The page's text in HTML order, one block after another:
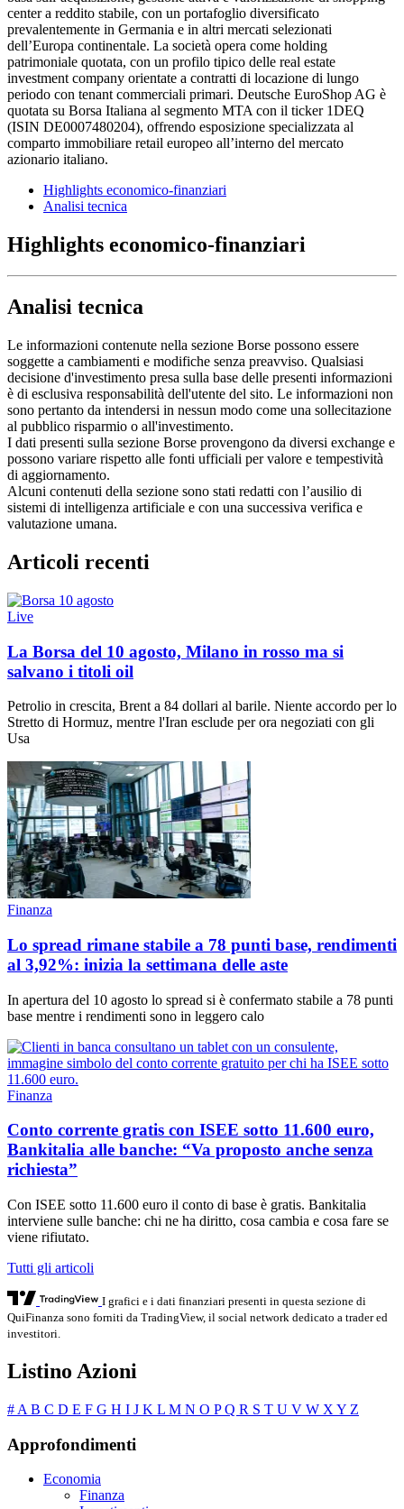
center a reddito stabile, con un portafoglio diversificato
prevalentemente in Germania e in altri mercati selezionati
dell’Europa continentale. La società opera come holding
patrimoniale quotata, con un profilo tipico delle real estate
investment company orientate a contratti di locazione di lungo
periodo con tenant commerciali primari. Deutsche EuroShop AG è
quotata su Borsa Italiana al segmento MTA con il ticker 1DEQ
(ISIN DE0007480204), offrendo esposizione specializzata al
comparto immobiliare retail europeo all’interno del mercato
azionario italiano.
Highlights economico-finanziari
Analisi tecnica
Highlights economico-finanziari
Analisi tecnica
Le informazioni contenute nella sezione Borse possono essere
soggette a cambiamenti e modifiche senza preavviso. Qualsiasi
decisione d'investimento presa sulla base delle presenti informazioni
è di esclusiva responsabilità dell'utente del sito. Le informazioni non
sono pertanto da intendersi in nessun modo come una sollecitazione
al pubblico risparmio o all'investimento.
I dati presenti sulla sezione Borse provengono da diversi exchange e
possono variare rispetto alle fonti ufficiali per valore e tempestività
di aggiornamento.
Alcuni contenuti della sezione sono stati redatti con l’ausilio di
sistemi di intelligenza artificiale e con una successiva verifica e
valutazione umana.
Articoli recenti
Live
La Borsa del 10 agosto, Milano in rosso ma si
salvano i titoli oil
Petrolio in crescita, Brent a 84 dollari al barile. Niente accordo per lo
Stretto di Hormuz, mentre l'Iran esclude per ora negoziati con gli
Usa
Finanza
Lo spread rimane stabile a 78 punti base, rendimenti
al 3,92%: inizia la settimana delle aste
In apertura del 10 agosto lo spread si è confermato stabile a 78 punti
base mentre i rendimenti sono in leggero calo
Finanza
Conto corrente gratis con ISEE sotto 11.600 euro,
Bankitalia alle banche: “Va proposto anche senza
richiesta”
Con ISEE sotto 11.600 euro il conto di base è gratis. Bankitalia
interviene sulle banche: chi ne ha diritto, cosa cambia e cosa fare se
viene rifiutato.
Tutti gli articoli
I grafici e i dati finanziari presenti in questa sezione di
QuiFinanza sono forniti da TradingView, il social network dedicato a trader ed
investitori.
Listino Azioni
# A B C D E F G H I J K L M N O PQ R S T U V W X Y Z
Approfondimenti
Economia
Finanza